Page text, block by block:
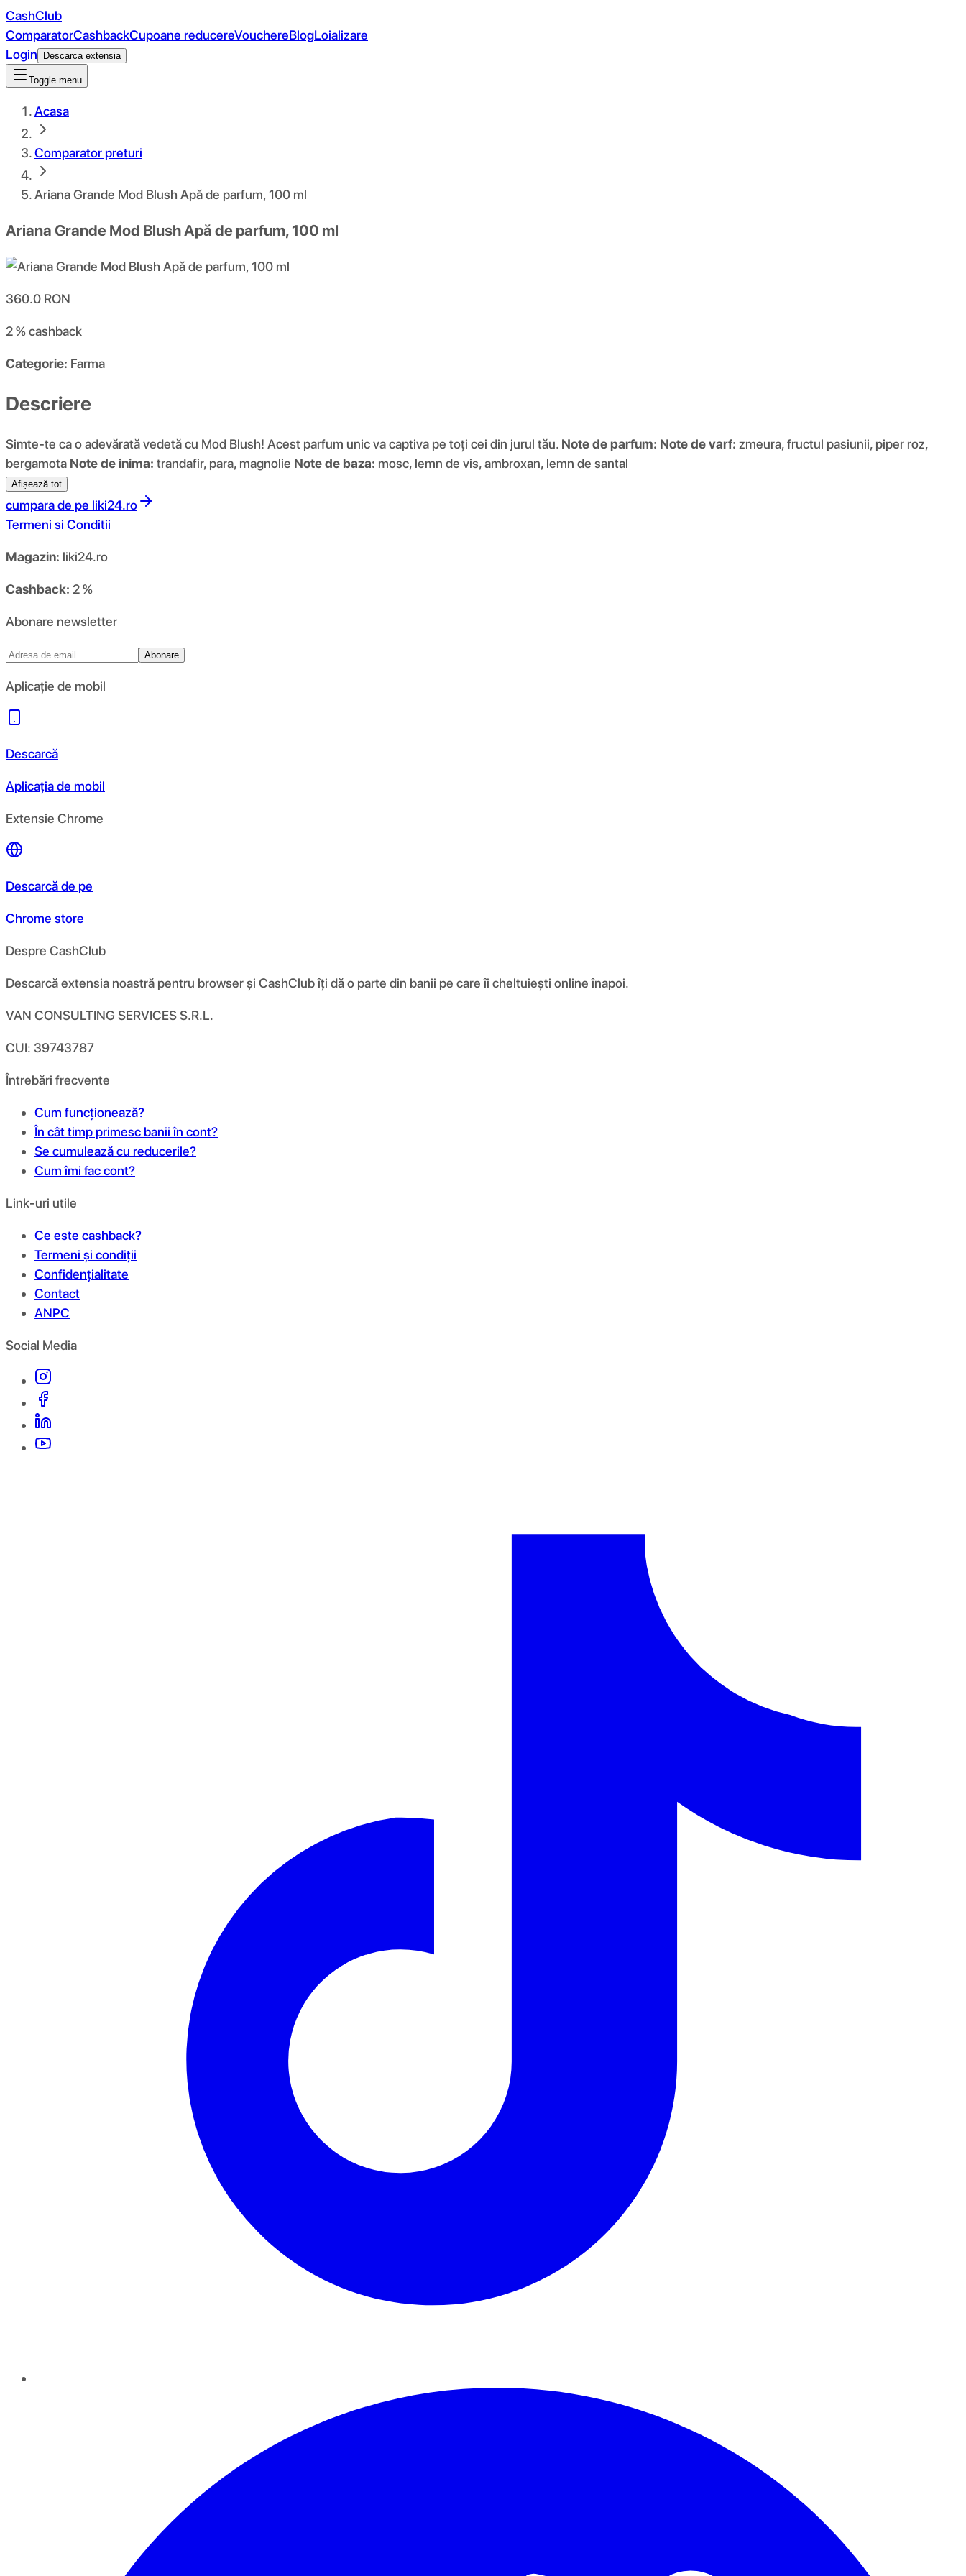
CashClub
ComparatorCashbackCupoane reducereVouchereBlogLoializare
Login
Descarca extensia
Toggle menu
Acasa
Comparator preturi
Ariana Grande Mod Blush Apă de parfum, 100 ml
Ariana Grande Mod Blush Apă de parfum, 100 ml
360.0 RON
2 %cashback
Categorie: Farma
Descriere
Simte-te ca o adevărată vedetă cu Mod Blush! Acest parfum unic va captiva pe toți cei din jurul tău. Note de parfum: Note de varf: zmeura, fructul pasiunii, piper roz,
bergamota Note de inima: trandafir, para, magnolie Note de baza: mosc, lemn de vis, ambroxan, lemn de santal
Afișează tot
cumpara de pe liki24.ro
Termeni si Conditii
Magazin: liki24.ro
Cashback: 2 %
Abonare newsletter
Abonare
Aplicație de mobil
Descarcă
Aplicația de mobil
Extensie Chrome
Descarcă de pe
Chrome store
Despre CashClub
Descarcă extensia noastră pentru browser și CashClub îți dă o parte din banii pe care îi cheltuiești online înapoi.
VAN CONSULTING SERVICES S.R.L.
CUI: 39743787
Întrebări frecvente
Cum funcționează?
În cât timp primesc banii în cont?
Se cumulează cu reducerile?
Cum îmi fac cont?
Link-uri utile
Ce este cashback?
Termeni și condiții
Confidențialitate
Contact
ANPC
Social Media